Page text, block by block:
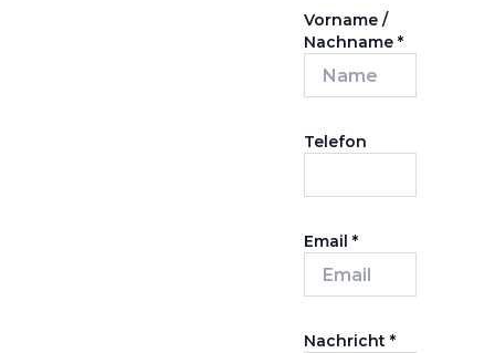
Vorname /
Nachname *
Telefon
Email *
Nachricht *